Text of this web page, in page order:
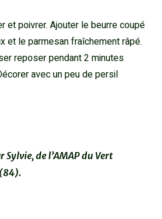
et poivrer. Ajouter le beurre coupé
et le parmesan fraîchement râpé.
reposer pendant 2 minutes
avec un peu de persil
Sylvie, de l’AMAP du Vert